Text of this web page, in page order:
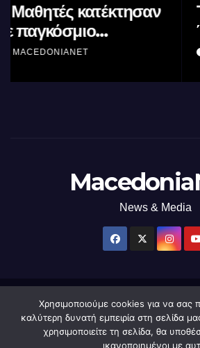
Τμήμα Πληροφορικής
Έφτιαξαν τον ταχύτερο
επεξεργαστή AI στον
10 ΜΑΪ́ΟΥ 2023
News & Media
Δημιουργήθηκε από το digital2000 με την
Θέμα: Newsup από
Χρησιμοποιούμε cookies για να σας
καλύτερη δυνατή εμπειρία στη σελίδα
χρησιμοποιείτε τη σελίδα, θα
ικανοποιημένοι με